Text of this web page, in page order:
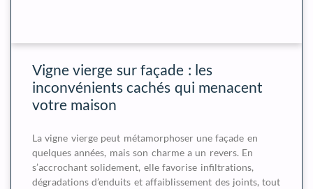
Vigne vierge sur façade : les
inconvénients cachés qui menacent
votre maison
La vigne vierge peut métamorphoser une façade en
quelques années, mais son charme a un revers. En
s’accrochant solidement, elle favorise infiltrations,
dégradations d’enduits et affaiblissement des joints, tout